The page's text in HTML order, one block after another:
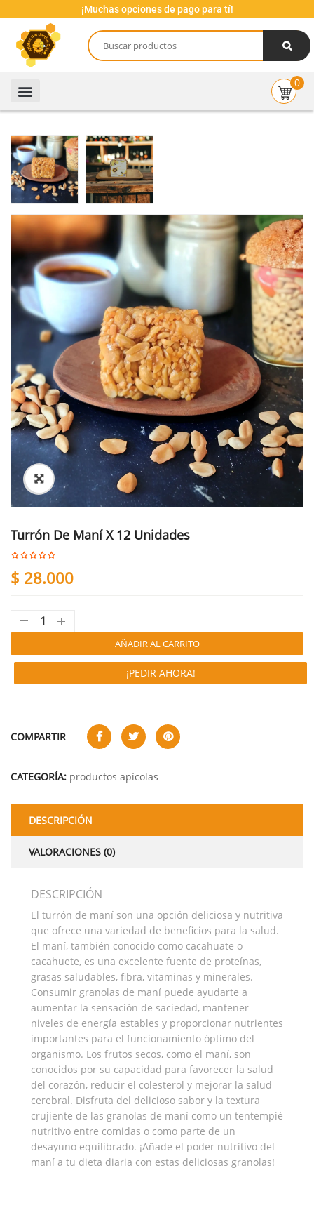
¡Muchas opciones de pago para tí!
0
Turrón De Maní X 12 Unidades
$ 28.000
AÑADIR AL CARRITO
¡PEDIR AHORA!
COMPARTIR
CATEGORÍA: productos apícolas
DESCRIPCIÓN
VALORACIONES (0)
DESCRIPCIÓN
El turrón de maní son una opción deliciosa y nutritiva
que ofrece una variedad de beneficios para la salud.
El maní, también conocido como cacahuate o
cacahuete, es una excelente fuente de proteínas,
grasas saludables, fibra, vitaminas y minerales.
Consumir granolas de maní puede ayudarte a
aumentar la sensación de saciedad, mantener
niveles de energía estables y proporcionar nutrientes
importantes para el funcionamiento óptimo del
organismo. Los frutos secos, como el maní, son
conocidos por su capacidad para favorecer la salud
del corazón, reducir el colesterol y mejorar la salud
cerebral. Disfruta del delicioso sabor y la textura
crujiente de las granolas de maní como un tentempié
nutritivo entre comidas o como parte de un
desayuno equilibrado. ¡Añade el poder nutritivo del
maní a tu dieta diaria con estas deliciosas granolas!